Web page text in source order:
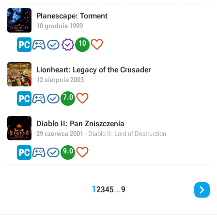
Planescape: Torment
10 grudnia 1999
 10 
Lionheart: Legacy of the Crusader
12 sierpnia 2003
 7.0 
Diablo II: Pan Zniszczenia
29 czerwca 2001 - Diablo II: Lord of Destruction
 9.0 
12345...9 